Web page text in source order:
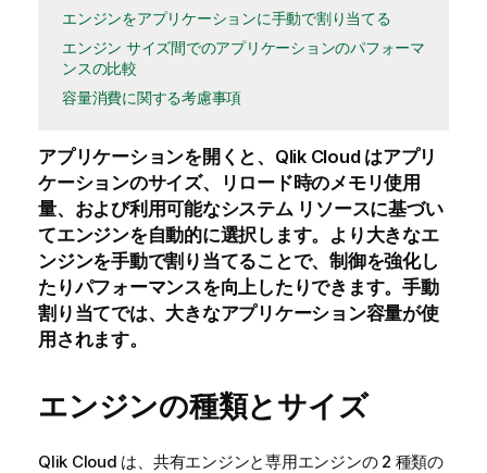
エンジンをアプリケーションに手動で割り当てる
エンジン サイズ間でのアプリケーションのパフォーマ
ンスの比較
容量消費に関する考慮事項
アプリケーションを開くと、 Qlik Cloudはアプリ
ケーションのサイズ、リロード時のメモリ使用
量、および利用可能なシステム リソースに基づい
てエンジンを自動的に選択します。より大きなエ
ンジンを手動で割り当てることで、制御を強化し
たりパフォーマンスを向上したりできます。手動
割り当てでは、大きなアプリケーション容量が使
用されます。
エンジンの種類とサイズ
Qlik Cloud は、共有エンジンと専用エンジンの 2 種類の